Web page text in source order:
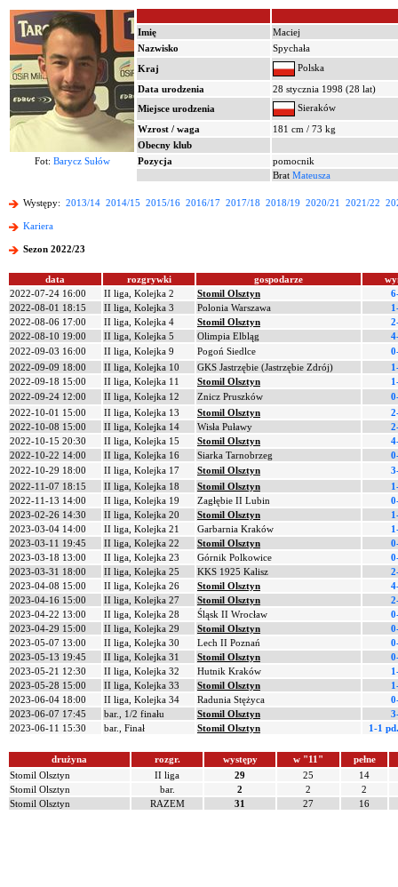
Imię
Maciej
Nazwisko
Spychała
Kraj
Polska
Data urodzenia
28 stycznia 1998 (28 lat)
Miejsce urodzenia
Sieraków
Wzrost / waga
181 cm / 73 kg
Obecny klub
Fot: Barycz Sułów Pozycja
pomocnik
Brat Mateusza
Występy: 2013/14 2014/15 2015/16 2016/17 2017/18 2018/19 2020/21 2021/22
Kariera
Sezon 2022/23
data rozgrywki gospodarze
2022-07-24 16:00
II liga, Kolejka 2 Stomil Olsztyn
2022-08-01 18:15
II liga, Kolejka 3 Polonia Warszawa
2022-08-06 17:00
II liga, Kolejka 4 Stomil Olsztyn
2022-08-10 19:00
II liga, Kolejka 5 Olimpia Elbląg
2022-09-03 16:00
II liga, Kolejka 9 Pogoń Siedlce
2022-09-09 18:00
II liga, Kolejka 10 GKS Jastrzębie (Jastrzębie Zdrój)
2022-09-18 15:00
II liga, Kolejka 11 Stomil Olsztyn
2022-09-24 12:00
II liga, Kolejka 12 Znicz Pruszków
2022-10-01 15:00
II liga, Kolejka 13 Stomil Olsztyn
2022-10-08 15:00
II liga, Kolejka 14 Wisła Puławy
2022-10-15 20:30
II liga, Kolejka 15 Stomil Olsztyn
2022-10-22 14:00
II liga, Kolejka 16 Siarka Tarnobrzeg
2022-10-29 18:00
II liga, Kolejka 17 Stomil Olsztyn
2022-11-07 18:15
II liga, Kolejka 18 Stomil Olsztyn
2022-11-13 14:00
II liga, Kolejka 19 Zagłębie II Lubin
2023-02-26 14:30
II liga, Kolejka 20 Stomil Olsztyn
2023-03-04 14:00
II liga, Kolejka 21 Garbarnia Kraków
2023-03-11 19:45
II liga, Kolejka 22 Stomil Olsztyn
2023-03-18 13:00
II liga, Kolejka 23 Górnik Polkowice
2023-03-31 18:00
II liga, Kolejka 25 KKS 1925 Kalisz
2023-04-08 15:00
II liga, Kolejka 26 Stomil Olsztyn
2023-04-16 15:00
II liga, Kolejka 27 Stomil Olsztyn
2023-04-22 13:00
II liga, Kolejka 28 Śląsk II Wrocław
2023-04-29 15:00
II liga, Kolejka 29 Stomil Olsztyn
2023-05-07 13:00
II liga, Kolejka 30 Lech II Poznań
2023-05-13 19:45
II liga, Kolejka 31 Stomil Olsztyn
2023-05-21 12:30
II liga, Kolejka 32 Hutnik Kraków
2023-05-28 15:00
II liga, Kolejka 33 Stomil Olsztyn
2023-06-04 18:00
II liga, Kolejka 34 Radunia Stężyca
2023-06-07 17:45
bar., 1/2 finału Stomil Olsztyn
2023-06-11 15:30
bar., Finał Stomil Olsztyn 1-1
drużyna rozgr. występy w "11"
pełne
Stomil Olsztyn
II liga 29 25
14
Stomil Olsztyn
bar. 2 2
2
Stomil Olsztyn
RAZEM 31 27 16